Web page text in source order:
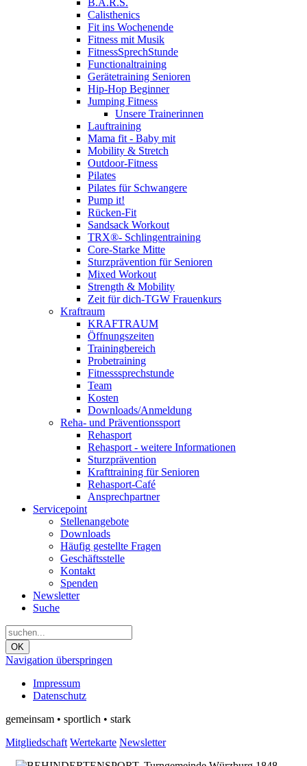
B.A.R.S.
Calisthenics
Fit ins Wochenende
Fitness mit Musik
FitnessSprechStunde
Functionaltraining
Gerätetraining Senioren
Hip-Hop Beginner
Jumping Fitness
Unsere Trainerinnen
Lauftraining
Mama fit - Baby mit
Mobility & Stretch
Outdoor-Fitness
Pilates
Pilates für Schwangere
Pump it!
Rücken-Fit
Sandsack Workout
TRX®- Schlingentraining
Core-Starke Mitte
Sturzprävention für Senioren
Mixed Workout
Strength & Mobility
Zeit für dich-TGW Frauenkurs
Kraftraum
KRAFTRAUM
Öffnungszeiten
Trainingbereich
Probetraining
Fitnesssprechstunde
Team
Kosten
Downloads/Anmeldung
Reha- und Präventionssport
Rehasport
Rehasport - weitere Informationen
Sturzprävention
Krafttraining für Senioren
Rehasport-Café
Ansprechpartner
Servicepoint
Stellenangebote
Downloads
Häufig gestellte Fragen
Geschäftsstelle
Kontakt
Spenden
Newsletter
Suche
OK
Navigation überspringen
Impressum
Datenschutz
gemeinsam • sportlich • stark
Mitgliedschaft Wertekarte Newsletter